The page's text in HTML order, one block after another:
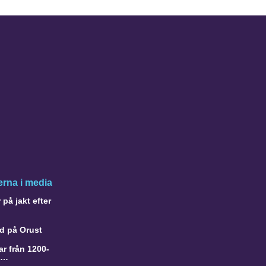
i media
på jakt efter
på Orust
från 1200-